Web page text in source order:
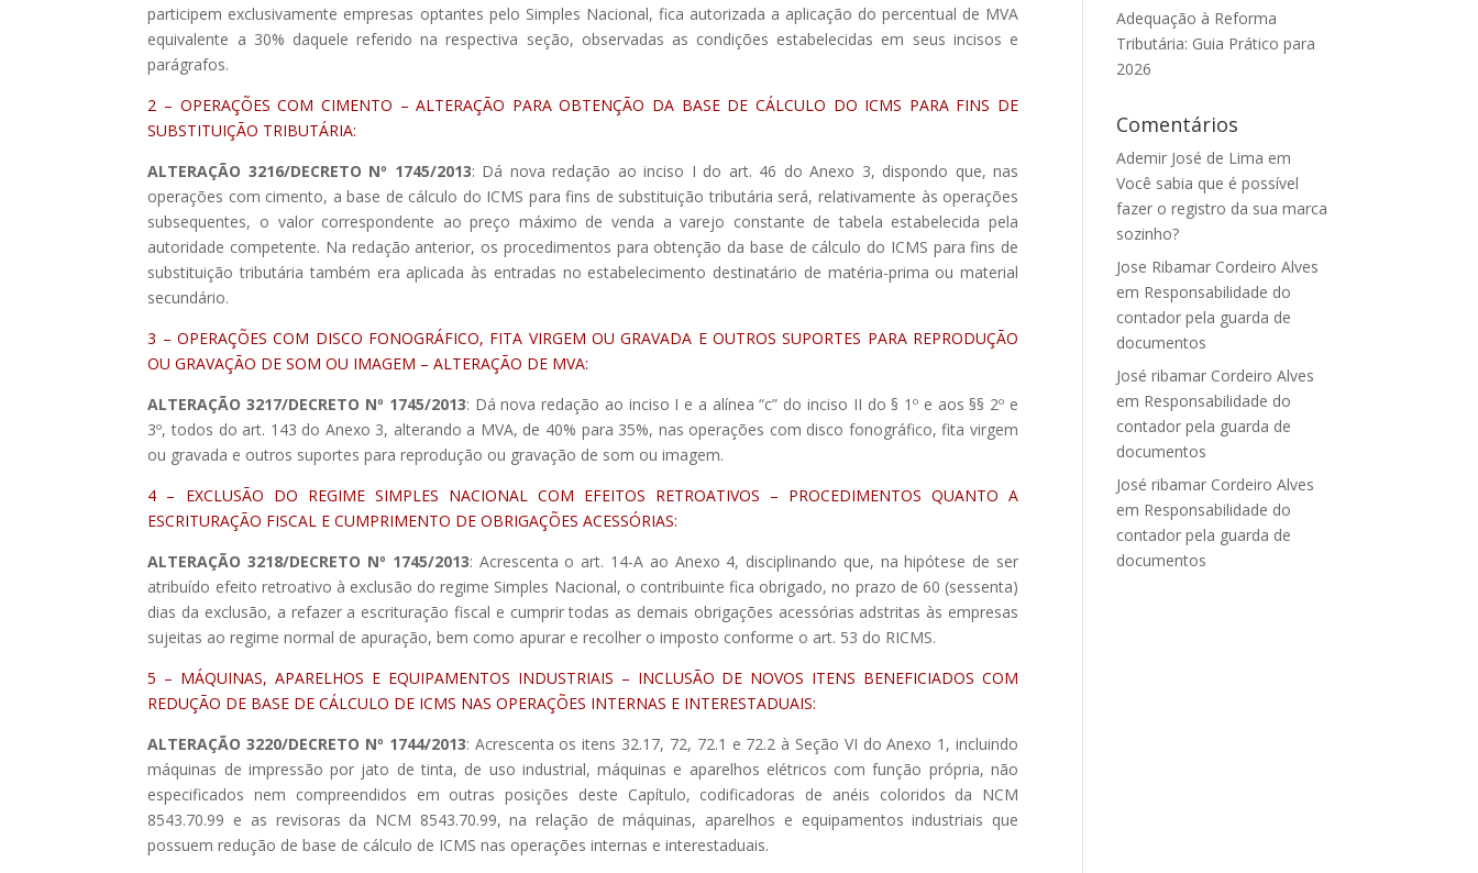
participem exclusivamente empresas optantes pelo Simples Nacional, fica autorizada a aplicação do percentual de MVA
equivalente a 30% daquele referido na respectiva seção, observadas as condições estabelecidas em seus incisos e
parágrafos.
2 – OPERAÇÕES COM CIMENTO – ALTERAÇÃO PARA OBTENÇÃO DA BASE DE CÁLCULO DO ICMS PARA FINS DE
SUBSTITUIÇÃO TRIBUTÁRIA:
ALTERAÇÃO 3216/DECRETO Nº 1745/2013: Dá nova redação ao inciso I do art. 46 do Anexo 3, dispondo que, nas
operações com cimento, a base de cálculo do ICMS para fins de substituição tributária será, relativamente às operações
subsequentes, o valor correspondente ao preço máximo de venda a varejo constante de tabela estabelecida pela
autoridade competente. Na redação anterior, os procedimentos para obtenção da base de cálculo do ICMS para fins de
substituição tributária também era aplicada às entradas no estabelecimento destinatário de matéria-prima ou material
secundário.
3 – OPERAÇÕES COM DISCO FONOGRÁFICO, FITA VIRGEM OU GRAVADA E OUTROS SUPORTES PARA REPRODUÇÃO
OU GRAVAÇÃO DE SOM OU IMAGEM – ALTERAÇÃO DE MVA:
ALTERAÇÃO 3217/DECRETO Nº 1745/2013: Dá nova redação ao inciso I e a alínea “c” do inciso II do § 1º e aos §§ 2º e
3º, todos do art. 143 do Anexo 3, alterando a MVA, de 40% para 35%, nas operações com disco fonográfico, fita virgem
ou gravada e outros suportes para reprodução ou gravação de som ou imagem.
4 – EXCLUSÃO DO REGIME SIMPLES NACIONAL COM EFEITOS RETROATIVOS – PROCEDIMENTOS QUANTO A
ESCRITURAÇÃO FISCAL E CUMPRIMENTO DE OBRIGAÇÕES ACESSÓRIAS:
ALTERAÇÃO 3218/DECRETO Nº 1745/2013: Acrescenta o art. 14-A ao Anexo 4, disciplinando que, na hipótese de ser
atribuído efeito retroativo à exclusão do regime Simples Nacional, o contribuinte fica obrigado, no prazo de 60 (sessenta)
dias da exclusão, a refazer a escrituração fiscal e cumprir todas as demais obrigações acessórias adstritas às empresas
sujeitas ao regime normal de apuração, bem como apurar e recolher o imposto conforme o art. 53 do RICMS.
5 – MÁQUINAS, APARELHOS E EQUIPAMENTOS INDUSTRIAIS – INCLUSÃO DE NOVOS ITENS BENEFICIADOS COM
REDUÇÃO DE BASE DE CÁLCULO DE ICMS NAS OPERAÇÕES INTERNAS E INTERESTADUAIS:
ALTERAÇÃO 3220/DECRETO Nº 1744/2013: Acrescenta os itens 32.17, 72, 72.1 e 72.2 à Seção VI do Anexo 1, incluindo
máquinas de impressão por jato de tinta, de uso industrial, máquinas e aparelhos elétricos com função própria, não
especificados nem compreendidos em outras posições deste Capítulo, codificadoras de anéis coloridos da NCM
8543.70.99 e as revisoras da NCM 8543.70.99, na relação de máquinas, aparelhos e equipamentos industriais que
possuem redução de base de cálculo de ICMS nas operações internas e interestaduais.
Adequação à Reforma
Tributária: Guia Prático para
2026
Comentários
Ademir José de Lima em
Você sabia que é possível
fazer o registro da sua marca
sozinho?
Jose Ribamar Cordeiro Alves
em Responsabilidade do
contador pela guarda de
documentos
José ribamar Cordeiro Alves
em Responsabilidade do
contador pela guarda de
documentos
José ribamar Cordeiro Alves
em Responsabilidade do
contador pela guarda de
documentos